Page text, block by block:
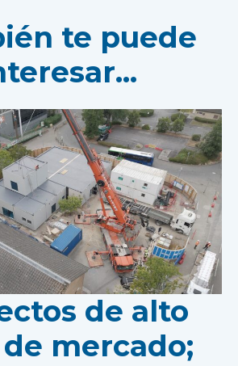
te puede
de alto
mercado;